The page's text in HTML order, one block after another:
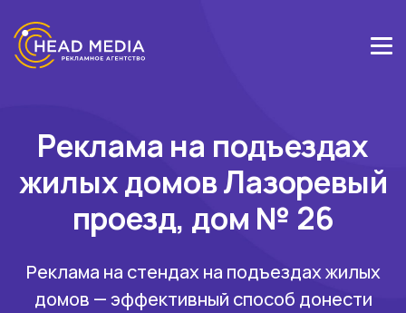
Реклама на подъездах
жилых домов Лазоревый
проезд, дом № 26
Реклама на стендах на подъездах жилых
домов — эффективный способ донести